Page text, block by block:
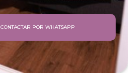
CONTACTAR POR WHATSAPP